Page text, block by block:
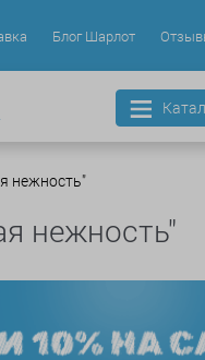
Блог Шарлот
нежность"
нежность"